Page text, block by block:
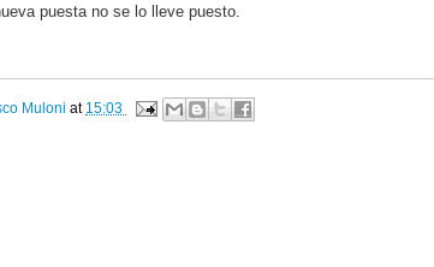
puesta no se lo lleve puesto.
Muloni at 15:03